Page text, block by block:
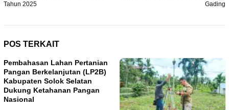
Tahun 2025
Gading
POS TERKAIT
Pembahasan Lahan Pertanian
Pangan Berkelanjutan (LP2B)
Kabupaten Solok Selatan
Dukung Ketahanan Pangan
Nasional